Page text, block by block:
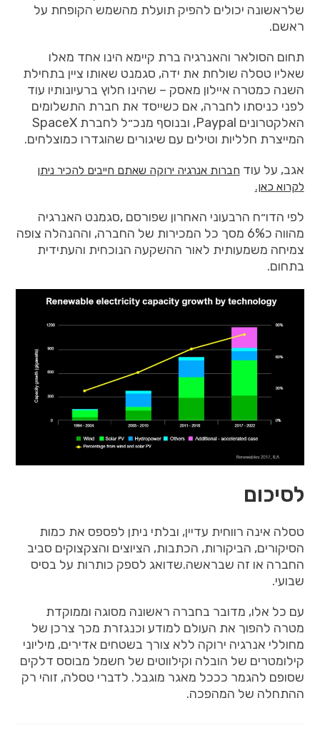
שלראשונה יכולים להפיק תועלת מהשמש הקופחת על
ראשם.
תחום הסולאר והאנרגיה ברת קיימא הינו אחד מאלו
שאליו טסלה שולחת את ידה, סגמנט שאותו ציין בתחילת
השנה כמטרה איילון מאסק – שהינו חלוץ ברעיונותיו עוד
לפני כניסתו לחברה, אם כשייסד את חברת התשלומים
האלקטרונים
ובנוסף מנכ״ל לחברת SpaceX
המייצרת חלליות וטילים עם שיגורים שהוגדרו כמוצלחים.
אגב, על עוד חברות אנרגיה ירוקה שאתם חייבים להכיר ניתן
לקרוא כאן.
לפי הדו״ח הרבעוני האחרון שפורסם,סגמנט האנרגיה
מהווה כ6% מסך כל המכירות של החברה, וההנהלה צופה
צמיחה משמעותית לאור ההשקעה הנוכחית והעתידית
בתחום.
לסיכום
טסלה אינה רווחית עדיין, ובלתי ניתן לפספס את כמות
הסיקורים, הביקורות, הכתבות, הציוצים והצקצוקים סביב
החברה או זה שבראשה.שדואג לספק כותרות על בסיס
שבועי.
עם כל אלו, מדובר בחברה ראשונה מסוגה וממוקדת
מטרה להפוך את העולם למודע וכנגזרת מכך צרכן של
מחוללי אנרגיה ירוקה ללא צורך בשטחים אדירים, מיליוני
קילומטרים של הובלה וקילווטים של חשמל מבוסס דלקים
שסופם להגמר כככל מאגר מוגבל. לדברי טסלה, זוהי רק
ההתחלה של המהפכה.